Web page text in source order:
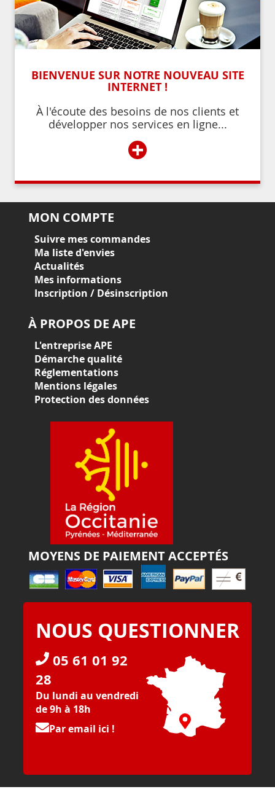
BIENVENUE SUR NOTRE NOUVEAU SITE
INTERNET !
À l'écoute des besoins de nos clients et
développer nos services en ligne...
+
MON COMPTE
Suivre mes commandes
Ma liste d'envies
Actualités
Mes informations
Inscription / Désinscription
À PROPOS DE APE
L'entreprise APE
Démarche qualité
Réglementations
Mentions légales
Protection des données
MOYENS DE PAIEMENT ACCEPTÉS
NOUS QUESTIONNER
05 61 01 92
28
Du lundi au vendredi
de 9h à 18h
Par email ici !